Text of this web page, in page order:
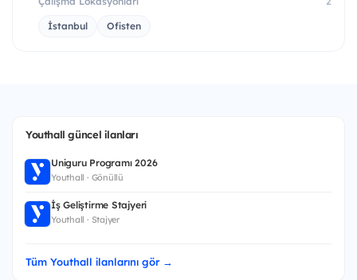
İstanbul Ofisten
Youthall güncel ilanları
Uniguru Programı 2026
Youthall · Gönüllü
İş Geliştirme Stajyeri
Youthall · Stajyer
Tüm Youthall ilanlarını gör →